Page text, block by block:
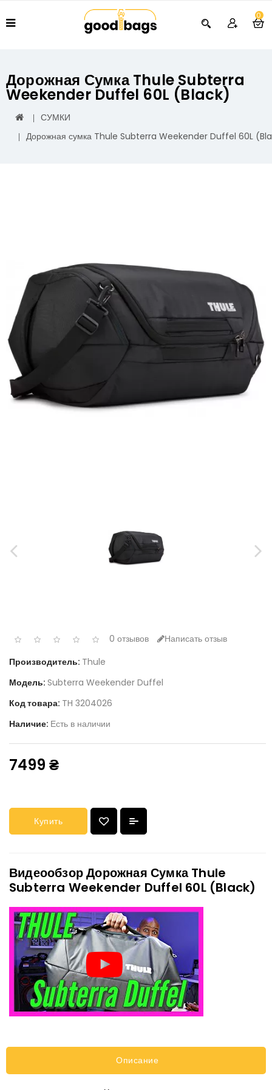
0
Дорожная Сумка Thule Subterra
Weekender Duffel 60L (Black)
СУМКИ
Дорожная сумка Thule Subterra Weekender Duffel 60L
0 отзывов
Написать отзыв
Производитель: Thule
Модель: Subterra Weekender Duffel
Код товара: TH 3204026
Наличие: Есть в наличии
7499 ₴
Купить
Видеообзор Дорожная Сумка Thule
Subterra Weekender Duffel 60L (Black)
Описание